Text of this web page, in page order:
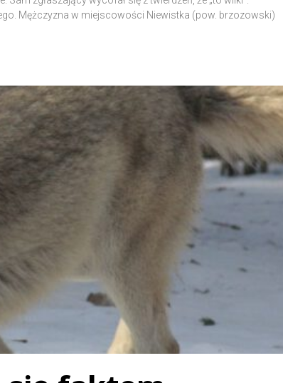
Mężczyzna w miejscowości Niewistka (pow. brzozowski)